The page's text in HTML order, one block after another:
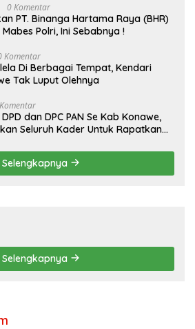
0 Komentar
PT. Binanga Hartama Raya (BHR)
Polri, Ini Sebabnya !
Komentar
Di Berbagai Tempat, Kendari
Tak Luput Olehnya
dan DPC PAN Se Kab Konawe,
Seluruh Kader Untuk Rapatkan
Selengkapnya
Selengkapnya